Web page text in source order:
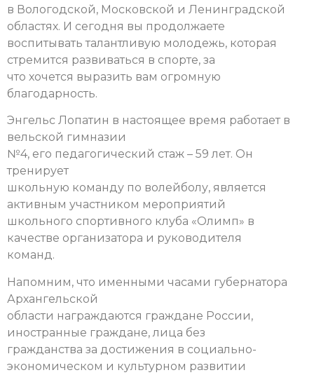
в Вологодской, Московской и Ленинградской
областях. И сегодня вы продолжаете
воспитывать талантливую молодежь, которая
стремится развиваться в спорте, за
что хочется выразить вам огромную
благодарность.
Энгельс Лопатин в настоящее время работает в
вельской гимназии
№4, его педагогический стаж – 59 лет. Он
тренирует
школьную команду по волейболу, является
активным участником мероприятий
школьного спортивного клуба «Олимп» в
качестве организатора и руководителя
команд.
Напомним, что именными часами губернатора
Архангельской
области награждаются граждане России,
иностранные граждане, лица без
гражданства за достижения в социально-
экономическом и культурном развитии